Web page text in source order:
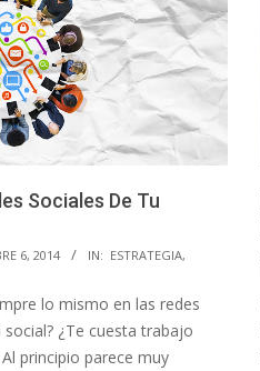
Sociales De Tu
6, 2014 IN: ESTRATEGIA,
lo mismo en las redes
¿Te cuesta trabajo
principio parece muy